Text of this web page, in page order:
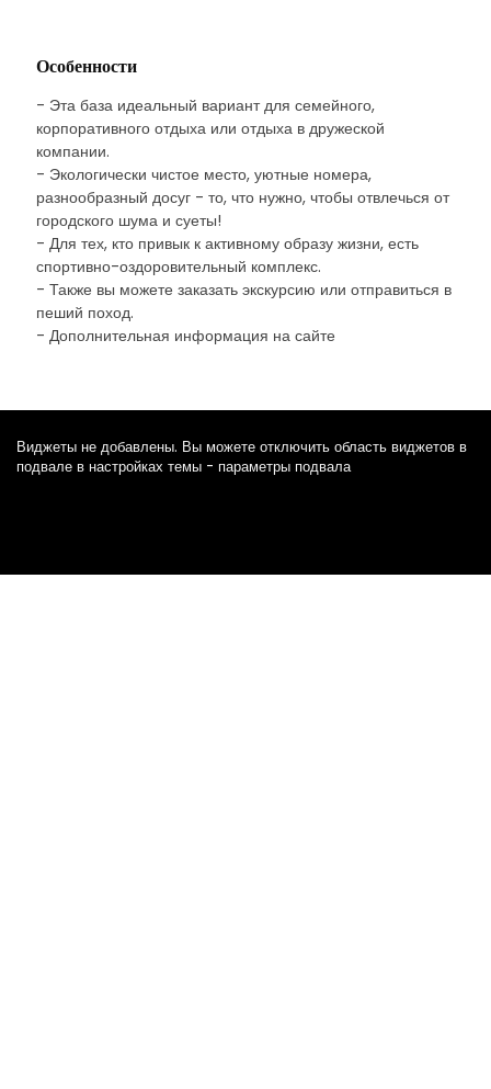
Особенности
- Эта база идеальный вариант для семейного,
корпоративного отдыха или отдыха в дружеской
компании.
- Экологически чистое место, уютные номера,
разнообразный досуг - то, что нужно, чтобы отвлечься от
городского шума и суеты!
- Для тех, кто привык к активному образу жизни, есть
спортивно-оздоровительный комплекс.
- Также вы можете заказать экскурсию или отправиться в
пеший поход.
- Дополнительная информация на сайте
Виджеты не добавлены. Вы можете отключить область виджетов в
подвале в настройках темы - параметры подвала